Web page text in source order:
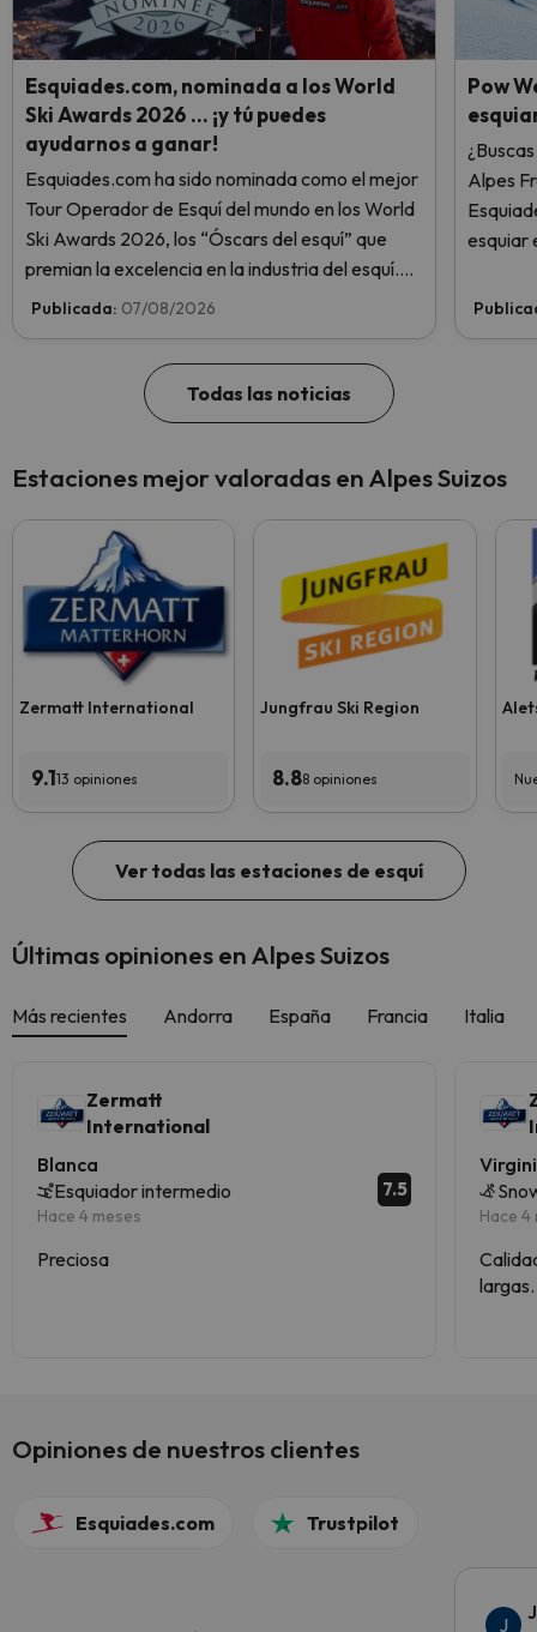
Esquiades.com, nominada a los World
Ski Awards 2026 … ¡y tú puedes
ayudarnos a ganar!
Esquiades.com ha sido nominada como el mejor
Tour Operador de Esquí del mundo en los World
Ski Awards 2026, los “Óscars del esquí” que
premian la excelencia en la industria del esquí.
¡Vota ahora y ayúdanos a alcanzar la cima!
Publicada: 07/08/2026
Pow
Alpes
esquiar
Todas las noticias
Estaciones mejor valoradas en Alpes Suizos
Zermatt International
9.113 opiniones
Jungfrau Ski Region
8.88 opiniones
Ver todas las estaciones de esquí
Últimas opiniones en Alpes Suizos
Más recientes Andorra España Francia Italia
Zermatt
International
Blanca
Esquiador intermedio
Hace 4 meses
7.5
Preciosa
Hace 4
Opiniones de nuestros clientes
Esquiades.com Trustpilot
J